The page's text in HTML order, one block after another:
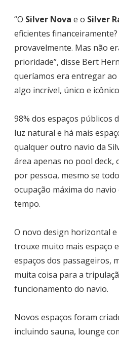
“O Silver Nova e o Silver
eficientes
provavelmente. Mas não
prioridade”, disse Bert
queríamos era entregar
algo incrível, único e
98% dos espaços públicos
luz natural e há mais
qualquer outro navio da
área apenas no pool deck,
por pessoa, mesmo se
ocupação máxima do
tempo.
O novo design horizontal
trouxe muito mais espaço
espaços dos passageiros,
muita coisa para a
funcionamento do navio.
Novos espaços foram
incluindo sauna, lounge